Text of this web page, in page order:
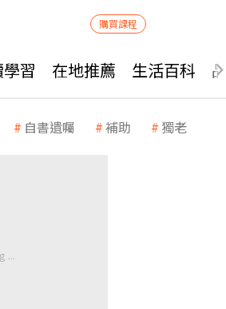
購買課程
習 在地推薦 生活百科
自書遺囑 補助 獨老